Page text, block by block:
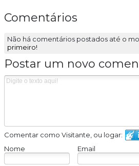
Comentários
Não há comentários postados até o
primeiro!
Postar um novo
Comentar como Visitante, ou logar:
Nome
Email